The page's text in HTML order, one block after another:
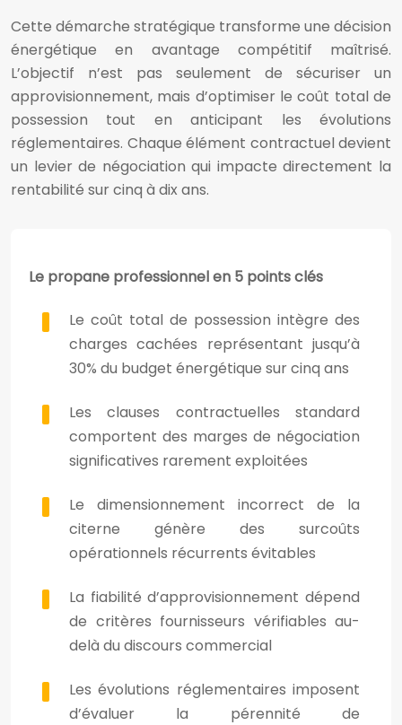
Cette démarche stratégique transforme une décision
énergétique en avantage compétitif maîtrisé.
L’objectif n’est pas seulement de sécuriser un
approvisionnement, mais d’optimiser le coût total de
possession tout en anticipant les évolutions
réglementaires. Chaque élément contractuel devient
un levier de négociation qui impacte directement la
rentabilité sur cinq à dix ans.
Le propane professionnel en 5 points clés
Le coût total de possession intègre des
charges cachées représentant jusqu’à
30% du budget énergétique sur cinq ans
Les clauses contractuelles standard
comportent des marges de négociation
significatives rarement exploitées
Le dimensionnement incorrect de la
citerne génère des surcoûts
opérationnels récurrents évitables
La fiabilité d’approvisionnement dépend
de critères fournisseurs vérifiables au-
delà du discours commercial
Les évolutions réglementaires imposent
d’évaluer la pérennité de